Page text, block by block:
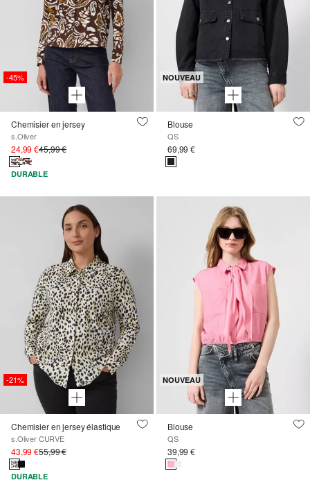
-45%
Chemisier en jersey
s.Oliver
24,99 €45,99 €
DURABLE
NOUVEAU
Blouse
QS
69,99 €
-21%
Chemisier en jersey élastique
s.Oliver CURVE
43,99 €55,99 €
DURABLE
NOUVEAU
Blouse
QS
39,99 €